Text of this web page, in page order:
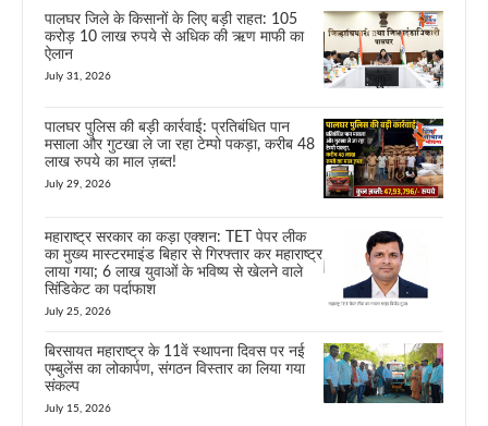
पालघर जिले के किसानों के लिए बड़ी राहत: 105
करोड़ 10 लाख रुपये से अधिक की ऋण माफी का
ऐलान
July 31, 2026
पालघर पुलिस की बड़ी कार्रवाई: प्रतिबंधित पान
मसाला और गुटखा ले जा रहा टेम्पो पकड़ा, करीब 48
लाख रुपये का माल ज़ब्त!
July 29, 2026
महाराष्ट्र सरकार का कड़ा एक्शन: TET पेपर लीक
का मुख्य मास्टरमाइंड बिहार से गिरफ्तार कर महाराष्ट्र
लाया गया; 6 लाख युवाओं के भविष्य से खेलने वाले
सिंडिकेट का पर्दाफाश
July 25, 2026
बिरसायत महाराष्ट्र के 11वें स्थापना दिवस पर नई
एम्बुलेंस का लोकार्पण, संगठन विस्तार का लिया गया
संकल्प
July 15, 2026